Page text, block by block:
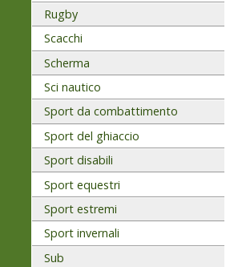
Rugby
Scacchi
Scherma
Sci nautico
Sport da combattimento
Sport del ghiaccio
Sport disabili
Sport equestri
Sport estremi
Sport invernali
Sub